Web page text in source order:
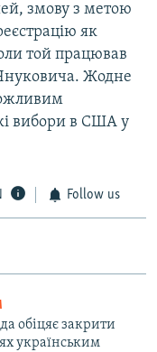
змову з метою
як
той працював
Жодне
вибори в США у
Follow us
обіцяє закрити
українським